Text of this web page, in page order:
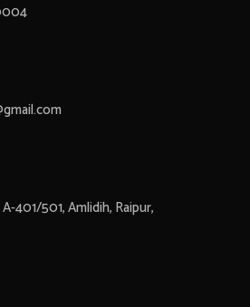
401/501, Amlidih, Raipur,